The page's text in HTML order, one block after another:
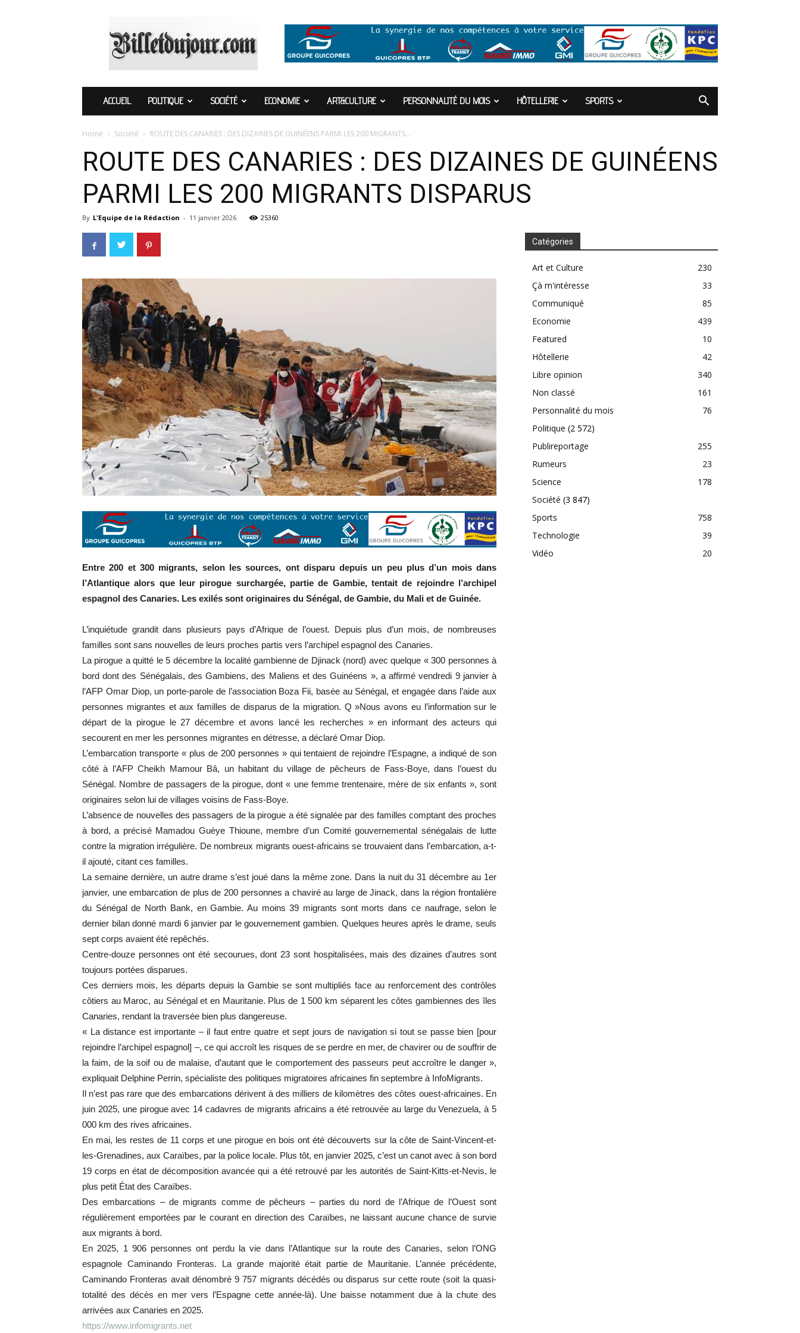
ACCUEIL POLITIQUE SOCIÉTÉ ECONOMIE ART&CULTURE PERSONNALITÉ DU MOIS HÔTELLERIE SPORTS
Home Société ROUTE DES CANARIES : DES DIZAINES DE GUINÉENS PARMI LES 200 MIGRANTS...
ROUTE DES CANARIES : DES DIZAINES DE GUINÉENS
PARMI LES 200 MIGRANTS DISPARUS
By L'Equipe de la Rédaction - 11 janvier 2026 25360
Entre 200 et 300 migrants, selon les sources, ont disparu depuis un peu plus d’un mois dans
l’Atlantique alors que leur pirogue surchargée, partie de Gambie, tentait de rejoindre l’archipel
espagnol des Canaries. Les exilés sont originaires du Sénégal, de Gambie, du Mali et de Guinée.
L’inquiétude grandit dans plusieurs pays d’Afrique de l’ouest. Depuis plus d’un mois, de nombreuses
familles sont sans nouvelles de leurs proches partis vers l’archipel espagnol des Canaries.
La pirogue a quitté le 5 décembre la localité gambienne de Djinack (nord) avec quelque « 300 personnes à
bord dont des Sénégalais, des Gambiens, des Maliens et des Guinéens », a affirmé vendredi 9 janvier à
l’AFP Omar Diop, un porte-parole de l’association Boza Fii, basée au Sénégal, et engagée dans l’aide aux
personnes migrantes et aux familles de disparus de la migration. Q »Nous avons eu l’information sur le
départ de la pirogue le 27 décembre et avons lancé les recherches » en informant des acteurs qui
secourent en mer les personnes migrantes en détresse, a déclaré Omar Diop.
L’embarcation transporte « plus de 200 personnes » qui tentaient de rejoindre l’Espagne, a indiqué de son
côté à l’AFP Cheikh Mamour Bâ, un habitant du village de pêcheurs de Fass-Boye, dans l’ouest du
Sénégal. Nombre de passagers de la pirogue, dont « une femme trentenaire, mère de six enfants », sont
originaires selon lui de villages voisins de Fass-Boye.
L’absence de nouvelles des passagers de la pirogue a été signalée par des familles comptant des proches
à bord, a précisé Mamadou Guèye Thioune, membre d’un Comité gouvernemental sénégalais de lutte
contre la migration irrégulière. De nombreux migrants ouest-africains se trouvaient dans l’embarcation, a-t-
il ajouté, citant ces familles.
La semaine dernière, un autre drame s’est joué dans la même zone. Dans la nuit du 31 décembre au 1er
janvier, une embarcation de plus de 200 personnes a chaviré au large de Jinack, dans la région frontalière
du Sénégal de North Bank, en Gambie. Au moins 39 migrants sont morts dans ce naufrage, selon le
dernier bilan donné mardi 6 janvier par le gouvernement gambien. Quelques heures après le drame, seuls
sept corps avaient été repêchés.
Centre-douze personnes ont été secourues, dont 23 sont hospitalisées, mais des dizaines d’autres sont
toujours portées disparues.
Ces derniers mois, les départs depuis la Gambie se sont multipliés face au renforcement des contrôles
côtiers au Maroc, au Sénégal et en Mauritanie. Plus de 1 500 km séparent les côtes gambiennes des îles
Canaries, rendant la traversée bien plus dangereuse.
« La distance est importante – il faut entre quatre et sept jours de navigation si tout se passe bien [pour
rejoindre l’archipel espagnol] –, ce qui accroît les risques de se perdre en mer, de chavirer ou de souffrir de
la faim, de la soif ou de malaise, d’autant que le comportement des passeurs peut accroître le danger »,
expliquait Delphine Perrin, spécialiste des politiques migratoires africaines fin septembre à InfoMigrants.
Il n’est pas rare que des embarcations dérivent à des milliers de kilomètres des côtes ouest-africaines. En
juin 2025, une pirogue avec 14 cadavres de migrants africains a été retrouvée au large du Venezuela, à 5
000 km des rives africaines.
En mai, les restes de 11 corps et une pirogue en bois ont été découverts sur la côte de Saint-Vincent-et-
les-Grenadines, aux Caraïbes, par la police locale. Plus tôt, en janvier 2025, c’est un canot avec à son bord
19 corps en état de décomposition avancée qui a été retrouvé par les autorités de Saint-Kitts-et-Nevis, le
plus petit État des Caraïbes.
Des embarcations – de migrants comme de pêcheurs – parties du nord de l’Afrique de l’Ouest sont
régulièrement emportées par le courant en direction des Caraïbes, ne laissant aucune chance de survie
aux migrants à bord.
En 2025, 1 906 personnes ont perdu la vie dans l’Atlantique sur la route des Canaries, selon l’ONG
espagnole Caminando Fronteras. La grande majorité était partie de Mauritanie. L’année précédente,
Caminando Fronteras avait dénombré 9 757 migrants décédés ou disparus sur cette route (soit la quasi-
totalité des décès en mer vers l’Espagne cette année-là). Une baisse notamment due à la chute des
arrivées aux Canaries en 2025.
https://www.infomigrants.net
Catégories
Art et Culture
230
Çà m'intéresse
33
Communiqué
85
Economie
439
Featured
10
Hôtellerie
42
Libre opinion
340
Non classé
161
Personnalité du mois
76
Politique (2 572)
Publireportage
255
Rumeurs
23
Science
178
Société (3 847)
Sports
758
Technologie
39
Vidéo
20